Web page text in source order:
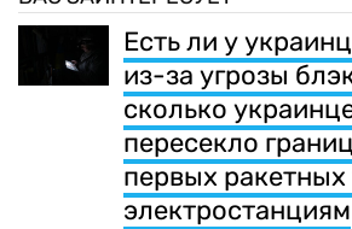
Есть ли у
из-за угрозы
сколько
пересекло
первых ракетных
электростанциям